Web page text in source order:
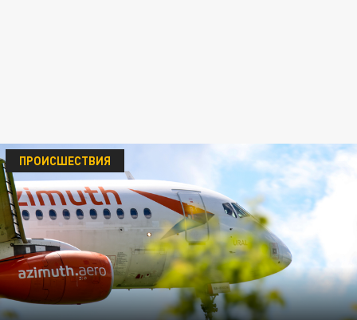
ПРОИСШЕСТВИЯ